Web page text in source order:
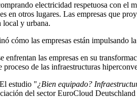
electricidad respetuosa con el
en otros lugares. Las empresas que
local y urbana.
cómo las empresas están impulsando
las empresas en su
de las infraestructuras
estudio "¿Bien equipado?
del sector EuroCloud Deutschland